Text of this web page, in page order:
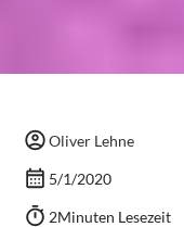
Oliver Lehne
5/1/2020
2Minuten Lesezeit